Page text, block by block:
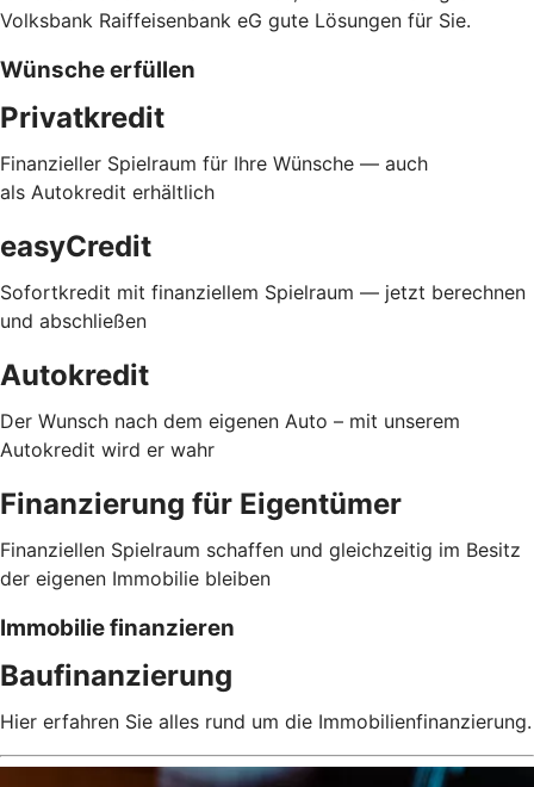
Volksbank Raiffeisenbank eG gute Lösungen für Sie.
Wünsche erfüllen
Privatkredit
Finanzieller Spielraum für Ihre Wünsche — auch
als Autokredit erhältlich
easyCredit
Sofortkredit mit finanziellem Spielraum — jetzt berechnen
und abschließen
Autokredit
Der Wunsch nach dem eigenen Auto – mit unserem
Autokredit wird er wahr
Finanzierung für Eigentümer
Finanziellen Spielraum schaffen und gleichzeitig im Besitz
der eigenen Immobilie bleiben
Immobilie finanzieren
Baufinanzierung
Hier erfahren Sie alles rund um die Immobilienfinanzierung.